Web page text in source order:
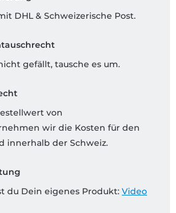
DHL & Schweizerische Post.
gefällt, tausche es um.
von
wir die Kosten für den
innerhalb der Schweiz.
du Dein eigenes Produkt: Video